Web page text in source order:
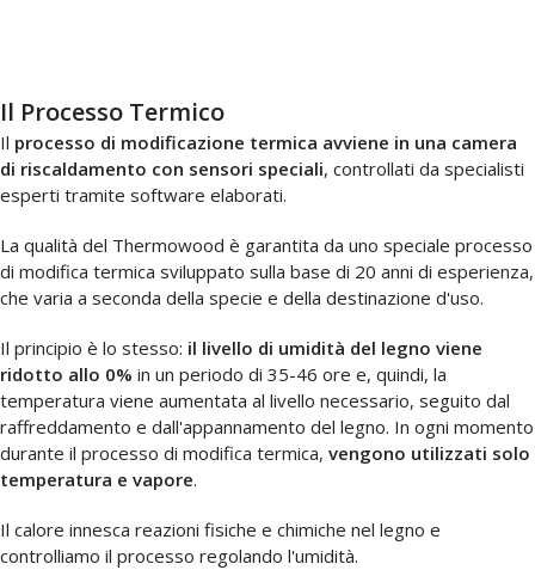
Il Processo Termico
Il processo di modificazione termica avviene in una camera
di riscaldamento con sensori speciali, controllati da specialisti
esperti tramite software elaborati.
La qualità del Thermowood è garantita da uno speciale processo
di modifica termica sviluppato sulla base di 20 anni di esperienza,
che varia a seconda della specie e della destinazione d'uso.
Il principio è lo stesso: il livello di umidità del legno viene
ridotto allo 0% in un periodo di 35-46 ore e, quindi, la
temperatura viene aumentata al livello necessario, seguito dal
raffreddamento e dall'appannamento del legno. In ogni momento
durante il processo di modifica termica, vengono utilizzati solo
temperatura e vapore.
Il calore innesca reazioni fisiche e chimiche nel legno e
controlliamo il processo regolando l'umidità.